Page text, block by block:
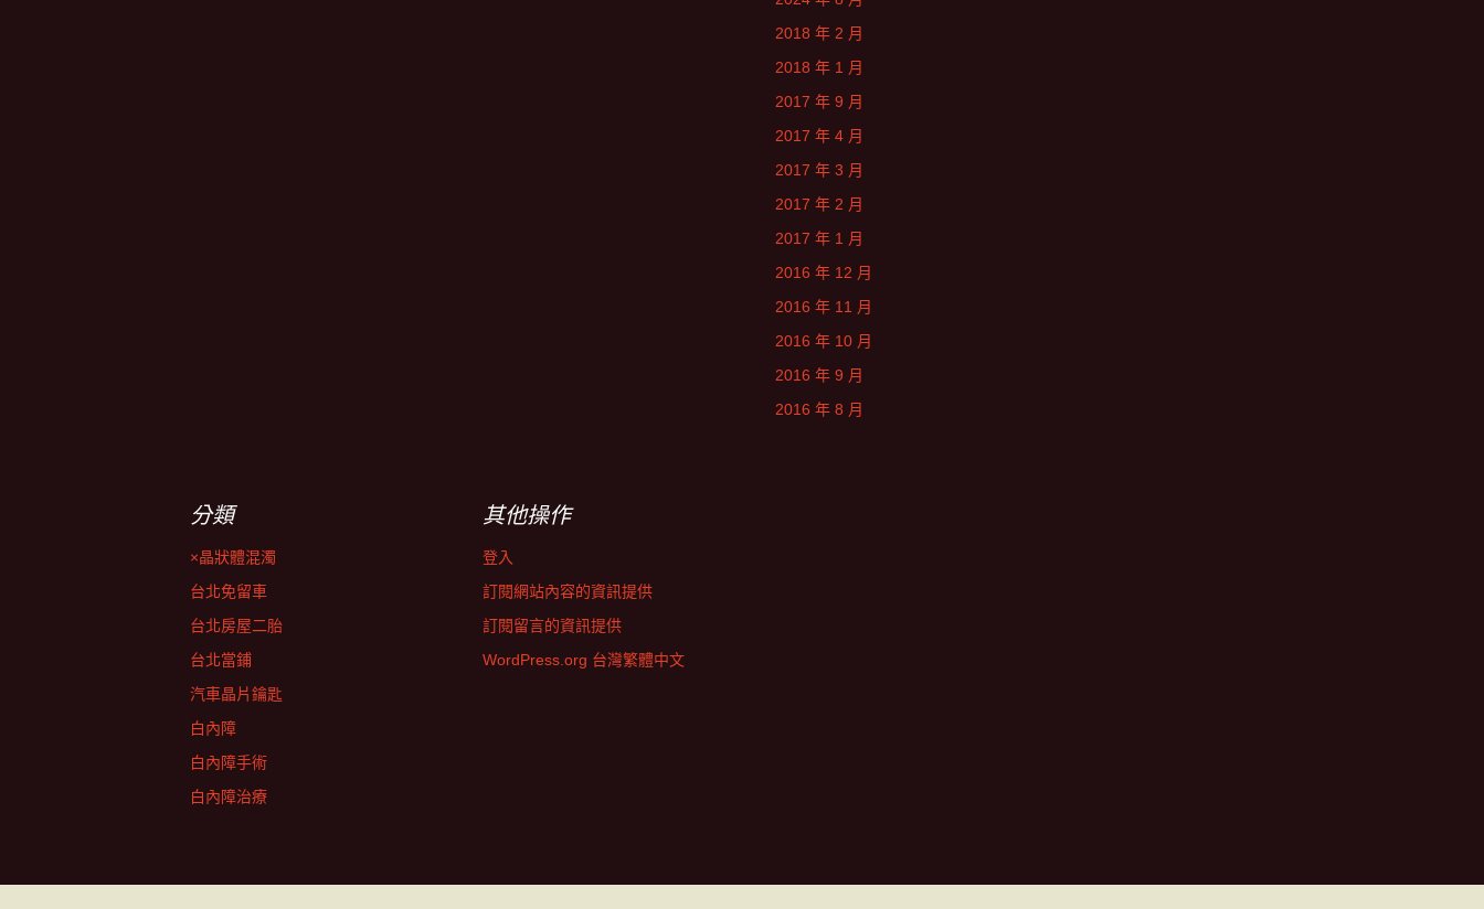
2018 年 2 月
2018 年 1 月
2017 年 9 月
2017 年 4 月
2017 年 3 月
2017 年 2 月
2017 年 1 月
2016 年 12 月
2016 年 11 月
2016 年 10 月
2016 年 9 月
2016 年 8 月
分類
×晶狀體混濁
台北免留車
台北房屋二胎
台北當鋪
汽車晶片鑰匙
白內障
白內障手術
白內障治療
其他操作
登入
訂閱網站內容的資訊提供
訂閱留言的資訊提供
WordPress.org 台灣繁體中文